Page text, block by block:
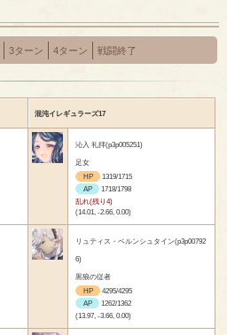
3ターン 4ターン 戦闘終了
混沌イレギュラーズ17
沁入 礼拝(p3p005251)
足女
HP
1319/1715
AP
1718/1798
乱れ(残り4)
(14.01, -2.66, 0.00)
リュティス・ベルンシュタイン(p3p00792
6)
黒狼の従者
HP
4295/4295
AP
1262/1362
(13.97, -3.66, 0.00)